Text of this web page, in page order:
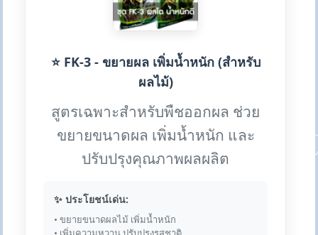
⭐ FK-3 - ขยายผล เพิ่มน้ำหนัก (สำหรับ
ผลไม้)
สูตรเฉพาะสำหรับพืชออกผล ช่วย
ขยายขนาดผล เพิ่มน้ำหนัก และ
ปรับปรุงคุณภาพผลผลิต
✨ ประโยชน์เด่น:
• ขยายขนาดผลไม้ เพิ่มน้ำหนัก